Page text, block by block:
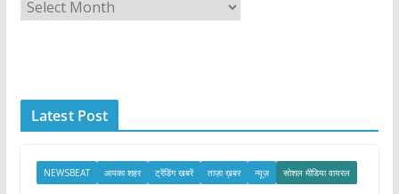
r
e
Latest Post
NEWSBEAT आपका शहर ट्रेंडिंग खबरें ताज़ा ख़बर न्यूज़ सोशल मीडिया वायरल